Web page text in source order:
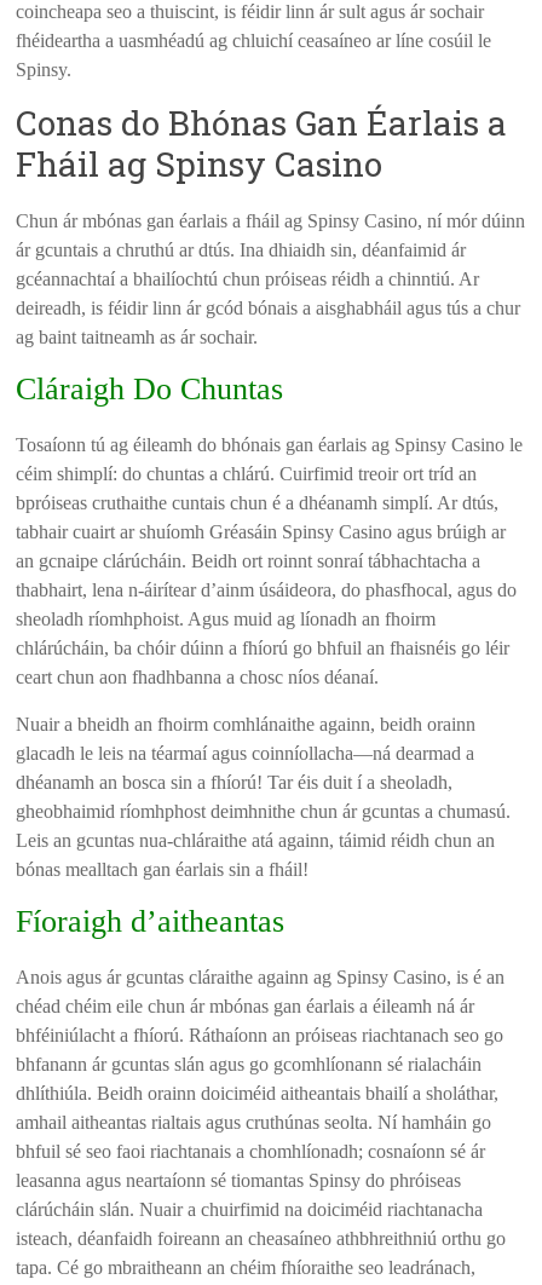
coincheapa seo a thuiscint, is féidir linn ár sult agus ár sochair
fhéideartha a uasmhéadú ag chluichí ceasaíneo ar líne cosúil le
Spinsy.
Conas do Bhónas Gan Éarlais a
Fháil ag Spinsy Casino
Chun ár mbónas gan éarlais a fháil ag Spinsy Casino, ní mór dúinn
ár gcuntais a chruthú ar dtús. Ina dhiaidh sin, déanfaimid ár
gcéannachtaí a bhailíochtú chun próiseas réidh a chinntiú. Ar
deireadh, is féidir linn ár gcód bónais a aisghabháil agus tús a chur
ag baint taitneamh as ár sochair.
Cláraigh Do Chuntas
Tosaíonn tú ag éileamh do bhónais gan éarlais ag Spinsy Casino le
céim shimplí: do chuntas a chlárú. Cuirfimid treoir ort tríd an
bpróiseas cruthaithe cuntais chun é a dhéanamh simplí. Ar dtús,
tabhair cuairt ar shuíomh Gréasáin Spinsy Casino agus brúigh ar
an gcnaipe clárúcháin. Beidh ort roinnt sonraí tábhachtacha a
thabhairt, lena n-áirítear d’ainm úsáideora, do phasfhocal, agus do
sheoladh ríomhphoist. Agus muid ag líonadh an fhoirm
chlárúcháin, ba chóir dúinn a fhíorú go bhfuil an fhaisnéis go léir
ceart chun aon fhadhbanna a chosc níos déanaí.
Nuair a bheidh an fhoirm comhlánaithe againn, beidh orainn
glacadh le leis na téarmaí agus coinníollacha—ná dearmad a
dhéanamh an bosca sin a fhíorú! Tar éis duit í a sheoladh,
gheobhaimid ríomhphost deimhnithe chun ár gcuntas a chumasú.
Leis an gcuntas nua-chláraithe atá againn, táimid réidh chun an
bónas mealltach gan éarlais sin a fháil!
Fíoraigh d’aitheantas
Anois agus ár gcuntas cláraithe againn ag Spinsy Casino, is é an
chéad chéim eile chun ár mbónas gan éarlais a éileamh ná ár
bhféiniúlacht a fhíorú. Ráthaíonn an próiseas riachtanach seo go
bhfanann ár gcuntas slán agus go gcomhlíonann sé rialacháin
dhlíthiúla. Beidh orainn doiciméid aitheantais bhailí a sholáthar,
amhail aitheantas rialtais agus cruthúnas seolta. Ní hamháin go
bhfuil sé seo faoi riachtanais a chomhlíonadh; cosnaíonn sé ár
leasanna agus neartaíonn sé tiomantas Spinsy do phróiseas
clárúcháin slán. Nuair a chuirfimid na doiciméid riachtanacha
isteach, déanfaidh foireann an cheasaíneo athbhreithniú orthu go
tapa. Cé go mbraitheann an chéim fhíoraithe seo leadránach,